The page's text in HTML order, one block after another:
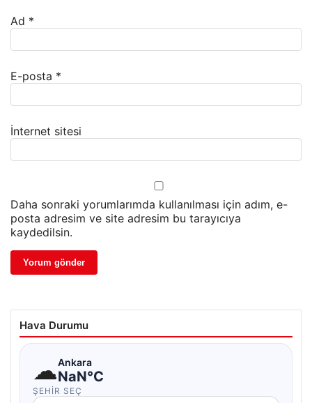
Ad *
E-posta *
İnternet sitesi
Daha sonraki yorumlarımda kullanılması için adım, e-
posta adresim ve site adresim bu tarayıcıya
kaydedilsin.
Hava Durumu
☁Ankara
NaN°C
ŞEHIR SEÇ